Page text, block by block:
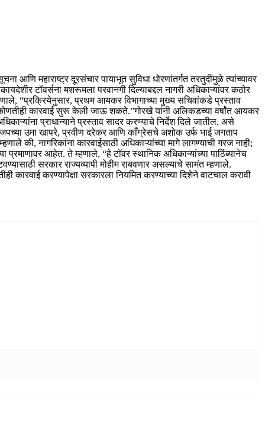
आणि महाराष्ट्र दूरसंचार पायाभूत सुविधा धोरणांतर्गत तरतुदींमुळे त्यांच्यावर
टॉवर्सना मशरूमला परवानगी दिल्याबद्दल नागरी अधिकाऱ्यांवर कठोर
“प्रक्रियेनुसार, प्रथम आयकर विभागाच्या मुख्य सचिवांकडे प्रस्ताव
कारवाई सुरू केली जाऊ शकते.”गोरखे यांनी अलिकडच्या वर्षांत आयकर
प्राधान्याने प्रस्ताव सादर करण्याचे निर्देश दिले जातील, असे
उमा खापरे, प्रवीण दरेकर आणि काँग्रेसचे अशोक उर्फ ​​भाई जगताप
की, नागरिकांना कारवाईसाठी अधिकाऱ्यांच्या मागे लागण्याची गरज नाही;
प्रमाणावर आहेत.ते म्हणाले, “हे टॉवर स्थानिक अधिकाऱ्यांच्या पाठिंब्यानेच
सरकार राज्यव्यापी मोहीम राबवणार असल्याचे सामंत म्हणाले.
करण्यापेक्षा सरकारला नियमित करण्याच्या दिशेने वाटचाल करावी